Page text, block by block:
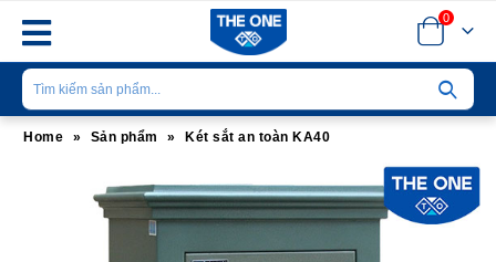
0
Home » Sản phẩm » Két sắt an toàn KA40